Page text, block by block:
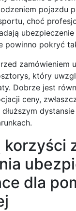
pojazdu
choć
powinno pokryć
zamówieniem
który
Dobrze jest
ceny,
korzyści
dla